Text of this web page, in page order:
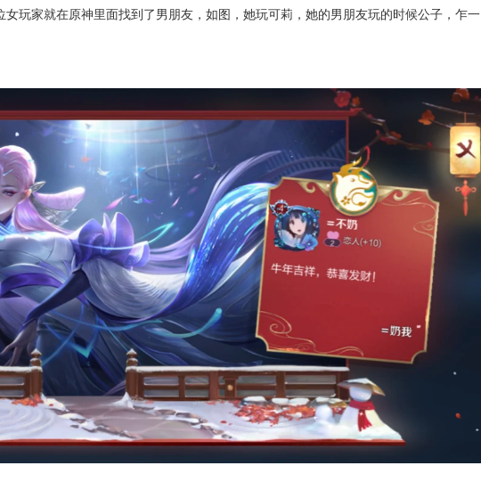
玩家就在原神里面找到了男朋友，如图，她玩可莉，她的男朋友玩的时候公子，乍一